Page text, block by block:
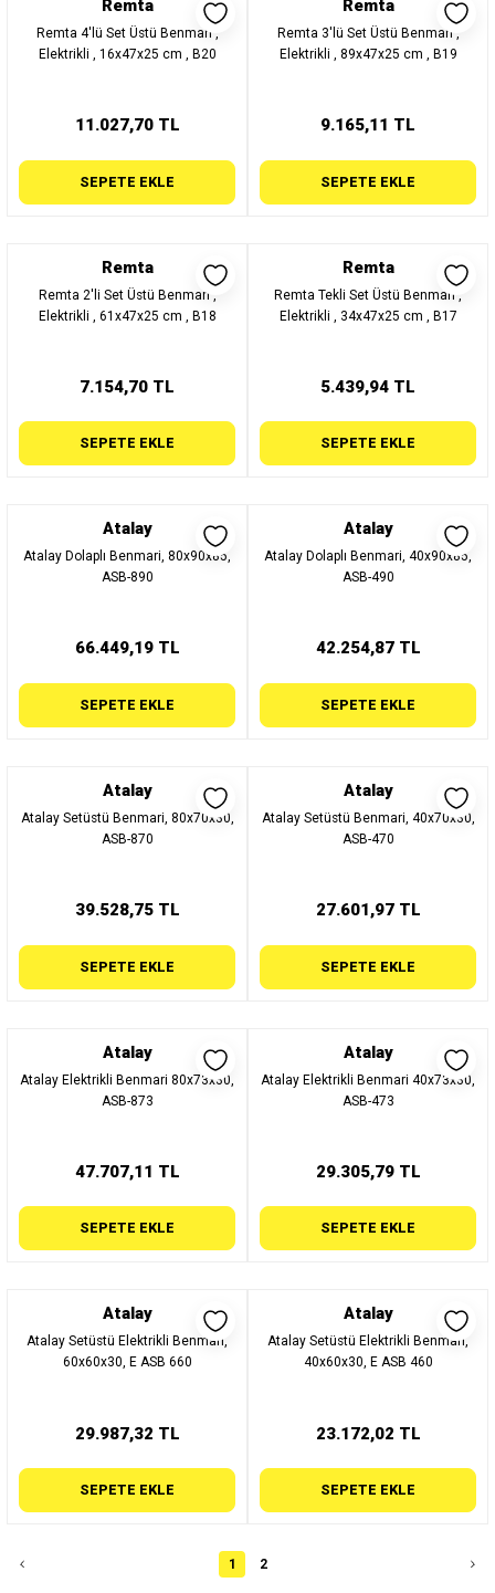
Remta
Remta 4'lü Set Üstü Benmari ,
Elektrikli , 16x47x25 cm , B20
11.027,70 TL
SEPETE EKLE
Remta
Remta 3'lü Set Üstü Benmari ,
Elektrikli , 89x47x25 cm , B19
9.165,11 TL
SEPETE EKLE
Remta
Remta 2'li Set Üstü Benmari ,
Elektrikli , 61x47x25 cm , B18
7.154,70 TL
SEPETE EKLE
Remta
Remta Tekli Set Üstü Benmari ,
Elektrikli , 34x47x25 cm , B17
5.439,94 TL
SEPETE EKLE
Atalay
Atalay Dolaplı Benmari, 80x90x85,
ASB-890
66.449,19 TL
SEPETE EKLE
Atalay
Atalay Dolaplı Benmari, 40x90x85,
ASB-490
42.254,87 TL
SEPETE EKLE
Atalay
Atalay Setüstü Benmari, 80x70x30,
ASB-870
39.528,75 TL
SEPETE EKLE
Atalay
Atalay Setüstü Benmari, 40x70x30,
ASB-470
27.601,97 TL
SEPETE EKLE
Atalay
Atalay Elektrikli Benmari 80x73x30,
ASB-873
47.707,11 TL
SEPETE EKLE
Atalay
Atalay Elektrikli Benmari 40x73x30,
ASB-473
29.305,79 TL
SEPETE EKLE
Atalay
Atalay Setüstü Elektrikli Benmari,
60x60x30, E ASB 660
29.987,32 TL
SEPETE EKLE
Atalay
Atalay Setüstü Elektrikli Benmari,
40x60x30, E ASB 460
23.172,02 TL
SEPETE EKLE
1 2